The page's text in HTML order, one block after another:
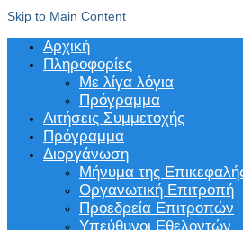
Skip to Main Content
Αρχική
Πληροφορίες
Με λίγα λόγια
Πρόγραμμα
Αιτήσεις Συμμετοχής
Πρόγραμμα
Διοργάνωση
Μήνυμα της
Οργανωτική Επιτροπή
Προεδρεία Επιτροπών
Υπεύθυνοι Εθελοντών